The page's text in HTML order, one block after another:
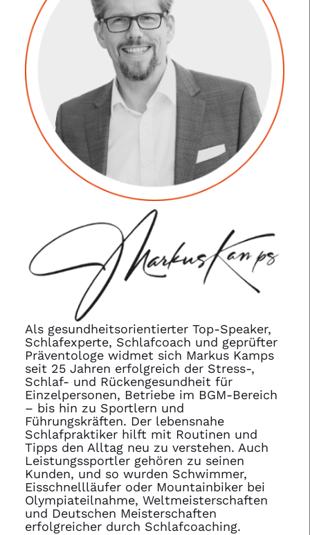
Als gesundheitsorientierter Top-Speaker,
Schlafexperte, Schlafcoach und geprüfter
Präventologe widmet sich Markus Kamps
seit 25 Jahren erfolgreich der Stress-,
Schlaf- und Rückengesundheit für
Einzelpersonen, Betriebe im BGM-Bereich
– bis hin zu Sportlern und
Führungskräften. Der lebensnahe
Schlafpraktiker hilft mit Routinen und
Tipps den Alltag neu zu verstehen. Auch
Leistungssportler gehören zu seinen
Kunden, und so wurden Schwimmer,
Eisschnellläufer oder Mountainbiker bei
Olympiateilnahme, Weltmeisterschaften
und Deutschen Meisterschaften
erfolgreicher durch Schlafcoaching.